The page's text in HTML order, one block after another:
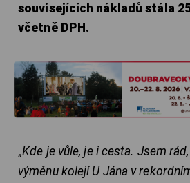
souvisejících nákladů stála
včetně DPH.
„Kde je vůle, je i cesta. Jsem
výměnu kolejí U Jána v